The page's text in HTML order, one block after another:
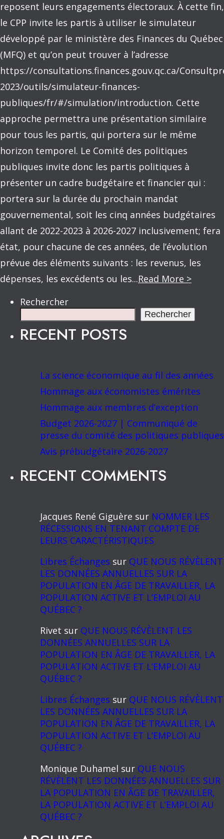
reposent leurs engagements électoraux. À cette fin,
le CPP invite les partis à utiliser le simulateur
développé par le ministère des Finances du Québec
(MFQ) et qu’on peut trouver à l’adresse
https://consultations.finances.gouv.qc.ca/
2023/outils/simulateur-finances-
publiques/fr/#/simulation/introduction. Cette
approche permettra une présentation similaire
pour tous les partis, qui portera sur le même
horizon temporel. Le Comité des politiques
publiques invite donc les partis politiques à
présenter un cadre budgétaire et financier qui :
portera sur la durée du prochain mandat
gouvernemental, soit les cinq années budgétaires
allant de 2022-2023 à 2026-2027 inclusivement; fera
état, pour chacune de ces années, de l’évolution
prévue des éléments suivants : les revenus, les
dépenses, les excédents ou les...Read More >
Rechercher
Rechercher
RECENT POSTS
La science économique au fil des années
Hommage aux économistes émérites
Hommage aux membres d’exception
Budget 2026-2027 | Communiqué de
presse du comité des politiques publiques
Avis prébudgétaire 2026-2027
RECENT COMMENTS
Jacques René Giguère sur NOMMER LES
RÉCESSIONS EN TENANT COMPTE DE
LEURS CARACTÉRISTIQUES
Libres Échanges sur QUE NOUS RÉVÈLENT
LES DONNÉES ANNUELLES SUR LA
POPULATION EN ÂGE DE TRAVAILLER, LA
POPULATION ACTIVE ET L’EMPLOI AU
QUÉBEC ?
Rivet sur QUE NOUS RÉVÈLENT LES
DONNÉES ANNUELLES SUR LA
POPULATION EN ÂGE DE TRAVAILLER, LA
POPULATION ACTIVE ET L’EMPLOI AU
QUÉBEC ?
Libres Échanges sur QUE NOUS RÉVÈLENT
LES DONNÉES ANNUELLES SUR LA
POPULATION EN ÂGE DE TRAVAILLER, LA
POPULATION ACTIVE ET L’EMPLOI AU
QUÉBEC ?
Monique Duhamel sur QUE NOUS
RÉVÈLENT LES DONNÉES ANNUELLES SUR
LA POPULATION EN ÂGE DE TRAVAILLER,
LA POPULATION ACTIVE ET L’EMPLOI AU
QUÉBEC ?